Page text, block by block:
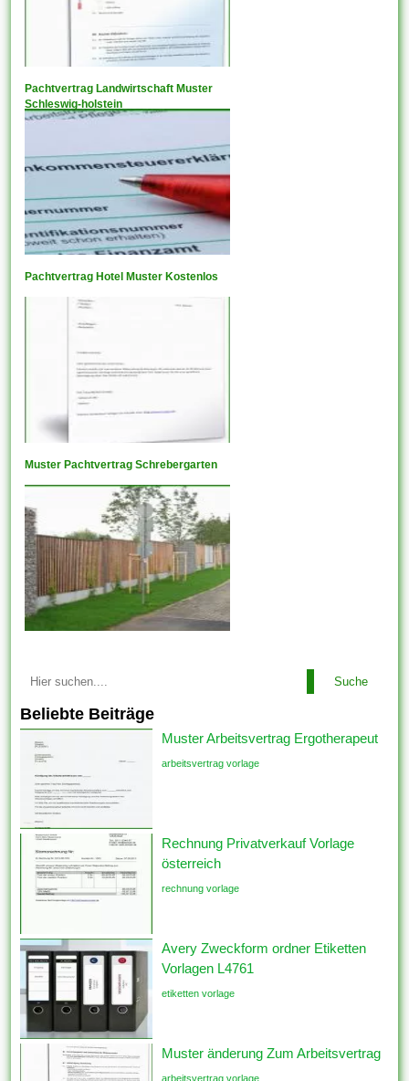
Pachtvertrag Landwirtschaft Muster
Schleswig-holstein
Pachtvertrag Hotel Muster Kostenlos
Muster Pachtvertrag Schrebergarten
Suche
Beliebte Beiträge
Muster Arbeitsvertrag Ergotherapeut
arbeitsvertrag vorlage
Rechnung Privatverkauf Vorlage
österreich
rechnung vorlage
Avery Zweckform ordner Etiketten
Vorlagen L4761
etiketten vorlage
Muster änderung Zum Arbeitsvertrag
arbeitsvertrag vorlage